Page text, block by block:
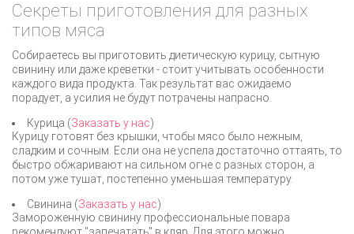
Секреты приготовления для разных
типов мяса
Собираетесь вы приготовить диетическую курицу, сытную
свинину или даже креветки - стоит учитывать особенности
каждого вида продукта. Так результат вас ожидаемо
порадует, а усилия не будут потрачены напрасно.
Курица (Заказать у нас)
Курицу готовят без крышки, чтобы мясо было нежным,
сладким и сочным. Если она не успела достаточно оттаять, то
быстро обжаривают на сильном огне с разных сторон, а
потом уже тушат, постепенно уменьшая температуру.
Свинина (Заказать у нас)
Замороженную свинину профессиональные повара